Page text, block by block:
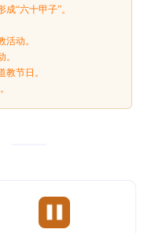
“六十甲子”。
动。
节日。